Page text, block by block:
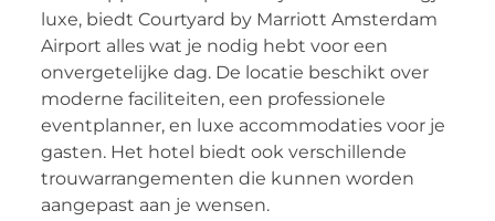
luxe, biedt Courtyard by Marriott Amsterdam
Airport alles wat je nodig hebt voor een
onvergetelijke dag. De locatie beschikt over
moderne faciliteiten, een professionele
eventplanner, en luxe accommodaties voor je
gasten. Het hotel biedt ook verschillende
trouwarrangementen die kunnen worden
aangepast aan je wensen.